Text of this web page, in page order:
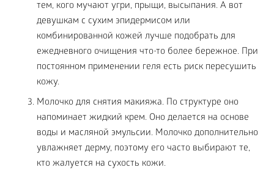
тем, кого мучают угри, прыщи, высыпания. А вот
девушкам с сухим эпидермисом или
комбинированной кожей лучше подобрать для
ежедневного очищения что-то более бережное. При
постоянном применении геля есть риск пересушить
кожу.
Молочко для снятия макияжа. По структуре оно
напоминает жидкий крем. Оно делается на основе
воды и масляной эмульсии. Молочко дополнительно
увлажняет дерму, поэтому его часто выбирают те,
кто жалуется на сухость кожи.